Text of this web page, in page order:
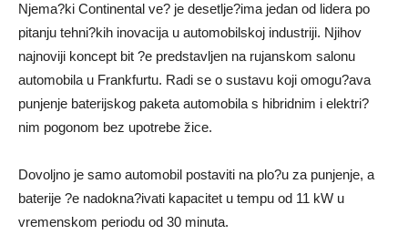
Njema?ki Continental ve? je desetlje?ima jedan od lidera po
pitanju tehni?kih inovacija u automobilskoj industriji. Njihov
najnoviji koncept bit ?e predstavljen na rujanskom salonu
automobila u Frankfurtu. Radi se o sustavu koji omogu?ava
punjenje baterijskog paketa automobila s hibridnim i elektri?
nim pogonom bez upotrebe žice.
Dovoljno je samo automobil postaviti na plo?u za punjenje, a
baterije ?e nadokna?ivati kapacitet u tempu od 11 kW u
vremenskom periodu od 30 minuta.